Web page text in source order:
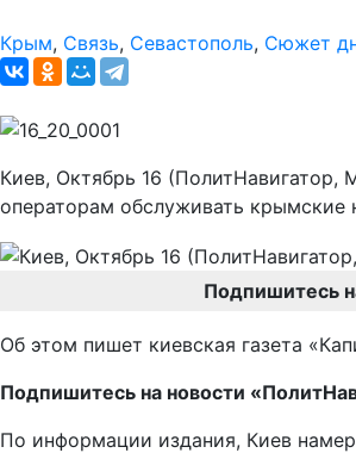
Крым, Связь, Севастополь, Сюжет
Киев, Октябрь 16 (ПолитНавигатор,
операторам обслуживать крымские
Подпишитесь
Об этом пишет киевская газета
Подпишитесь на новости
По информации издания, Киев